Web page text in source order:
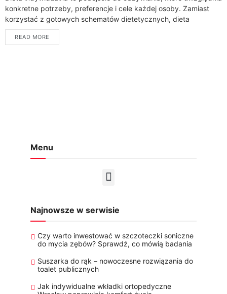
konkretne potrzeby, preferencje i cele każdej osoby. Zamiast
korzystać z gotowych schematów dietetycznych, dieta
indywidualna jest opracowywana na podstawie informacji na
temat...
READ MORE
Menu
Najnowsze w serwisie
Czy warto inwestować w szczoteczki soniczne
do mycia zębów? Sprawdź, co mówią badania
Suszarka do rąk – nowoczesne rozwiązania do
toalet publicznych
Jak indywidualne wkładki ortopedyczne